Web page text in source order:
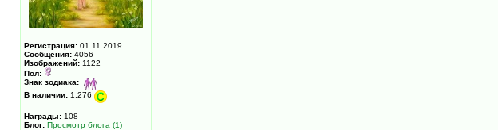
Регистрация: 01.11.2019
Сообщения: 4056
Изображений: 1122
Пол:
Знак зодиака:
В наличии: 1,276
Награды: 108
Блог: Просмотр блога (1)